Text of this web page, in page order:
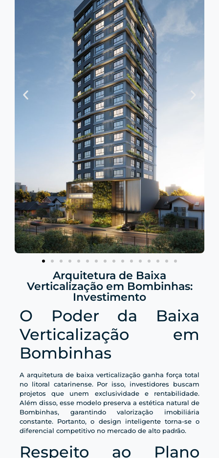
Arquitetura de Baixa
Verticalização em Bombinhas:
Investimento
O Poder da Baixa
Verticalização em
Bombinhas
A arquitetura de baixa verticalização ganha força total
no litoral catarinense. Por isso, investidores buscam
projetos que unem exclusividade e rentabilidade.
Além disso, esse modelo preserva a estética natural de
Bombinhas, garantindo valorização imobiliária
constante. Portanto, o design inteligente torna-se o
diferencial competitivo no mercado de alto padrão.
Respeito ao Plano